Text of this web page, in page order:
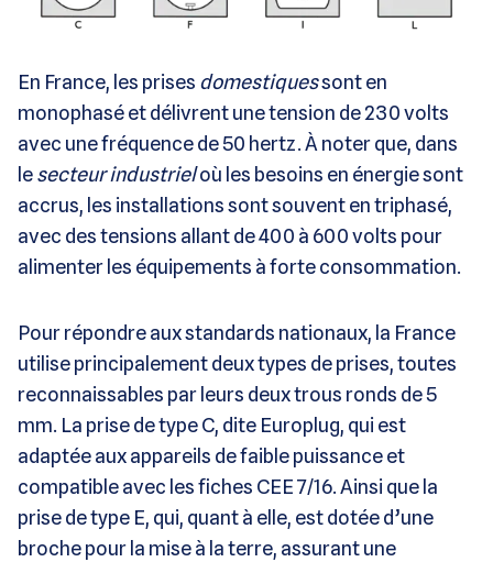
En France, les prises domestiquessont en
monophasé et délivrent une tension de 230 volts
avec une fréquence de 50 hertz. À noter que, dans
lesecteur industrieloù les besoins en énergie sont
accrus, les installations sont souvent en triphasé,
avec des tensions allant de 400 à 600 volts pour
alimenter les équipements à forte consommation.
Pour répondre aux standards nationaux, la France
utilise principalement deux types de prises, toutes
reconnaissables par leurs deux trous ronds de 5
mm. La prise de type C, dite Europlug, qui est
adaptée aux appareils de faible puissance et
compatible avec les fiches CEE 7/16. Ainsi que la
prise de type E, qui, quant à elle, est dotée d’une
broche pour la mise à la terre, assurant une